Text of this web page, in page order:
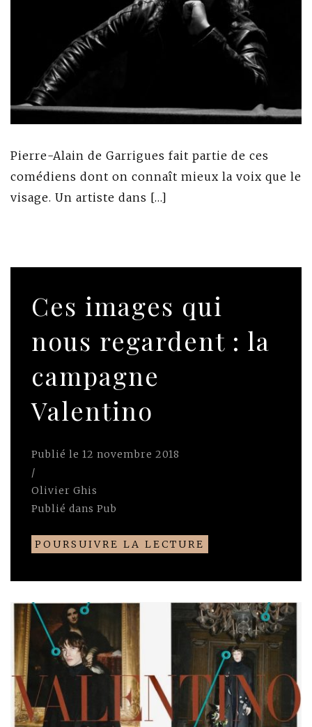
Pierre-Alain de Garrigues fait partie de ces
comédiens dont on connaît mieux la voix que le
visage. Un artiste dans […]
Ces images qui
nous regardent : la
campagne
Valentino
Publié le 12 novembre 2018
/
Olivier Ghis
Publié dans Pub
POURSUIVRE LA LECTURE